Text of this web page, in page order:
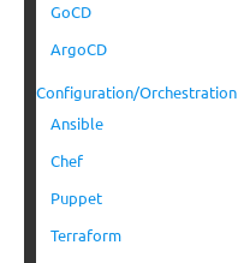
GoCD
ArgoCD
Configuration/Orchestration
Ansible
Chef
Puppet
Terraform